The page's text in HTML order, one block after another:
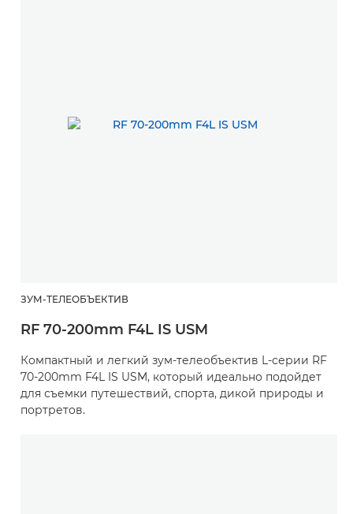
ЗУМ-ТЕЛЕОБЪЕКТИВ
RF 70-200mm F4L IS USM
Компактный и легкий зум-телеобъектив L-серии RF
70-200mm F4L IS USM, который идеально подойдет
для съемки путешествий, спорта, дикой природы и
портретов.